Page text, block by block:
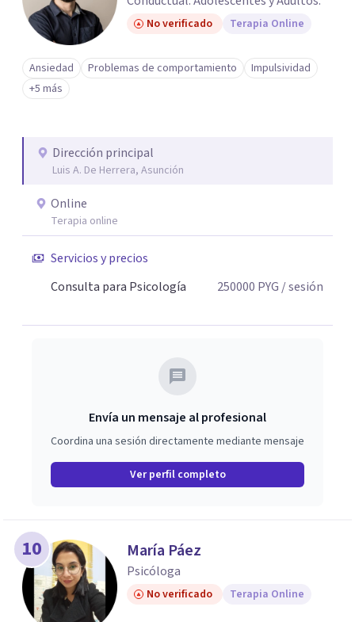
No verificado Terapia Online
Ansiedad Problemas de comportamiento
Impulsividad
+5 más
Dirección principal
Luis A. De Herrera, Asunción
Online
Terapia online
Servicios y precios
Consulta para Psicología
250000 PYG / sesión
Envía un mensaje al profesional
Coordina una sesión directamente mediante mensaje
Ver perfil completo
10 María Páez
Psicóloga
No verificado Terapia Online